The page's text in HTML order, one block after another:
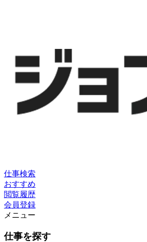
仕事検索
おすすめ
閲覧履歴
会員登録
メニュー
仕事を探す